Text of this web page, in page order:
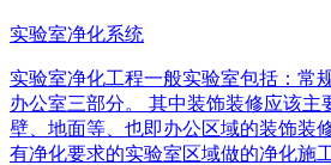
实验室净化系统
实验室净化工程一般实验室包括：常
办公室三部分。 其中装饰装修应该主
壁、地面等、也即办公区域的装饰装
有净化要求的实验室区域做的净化施